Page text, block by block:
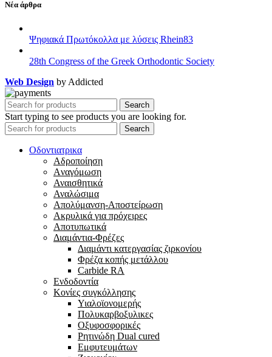
Νέα άρθρα
Ψηφιακά Πρωτόκολλα με λύσεις Rhein83
28th Congress of the Greek Orthodontic Society
Web Design by Addicted
Search
Start typing to see products you are looking for.
Search
Οδοντιατρικα
Αδροποίηση
Aναγόμωση
Αναισθητικά
Αναλώσιμα
Απολύμανση-Αποστείρωση
Ακρυλικά για πρόχειρες
Αποτυπωτικά
Διαμάντια-Φρέζες
Διαμάντι κατεργασίας ζιρκονίου
Φρέζα κοπής μετάλλου
Carbide RA
Ενδοδοντία
Κονίες συγκόλλησης
Υιαλοϊονομερής
Πολυκαρβοξυλικες
Οξυφοσφορικές
Ρητινώδη Dual cured
Εμφυτευμάτων